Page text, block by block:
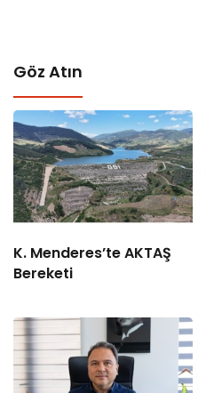
Göz Atın
K. Menderes’te AKTAŞ
Bereketi